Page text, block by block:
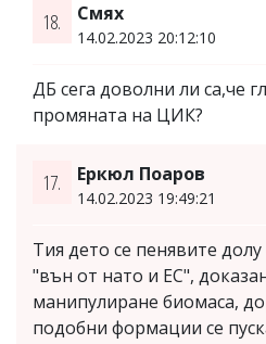
18. Смях
14.02.2023 20:12:10
ДБ сега доволни ли са,че
промяната на ЦИК?
17. Еркюл Поаров
14.02.2023 19:49:21
Тия дето се пенявите
"вън от нато и ЕС",
манипулиране биомаса,
подобни формации се